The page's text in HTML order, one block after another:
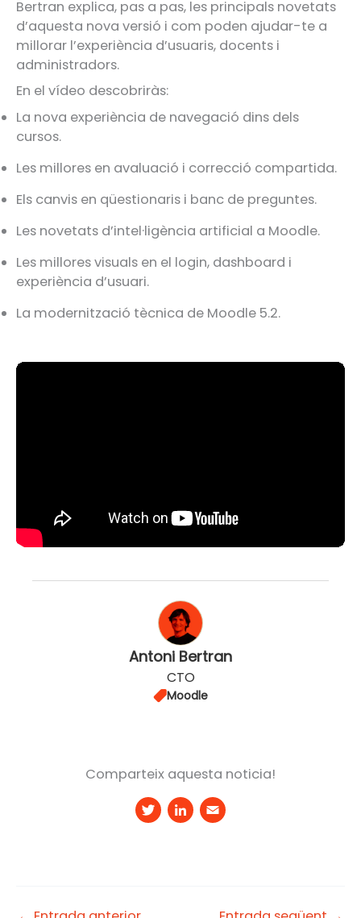
Bertran explica, pas a pas, les principals novetats
d’aquesta nova versió i com poden ajudar-te a
millorar l’experiència d’usuaris, docents i
administradors.
En el vídeo descobriràs:
La nova experiència de navegació dins dels
cursos.
Les millores en avaluació i correcció compartida.
Els canvis en qüestionaris i banc de preguntes.
Les novetats d’intel·ligència artificial a Moodle.
Les millores visuals en el login, dashboard i
experiència d’usuari.
La modernització tècnica de Moodle 5.2.
Antoni Bertran
CTO
Moodle
Comparteix aquesta noticia!
T Li